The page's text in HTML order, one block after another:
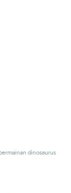
dinosaurus